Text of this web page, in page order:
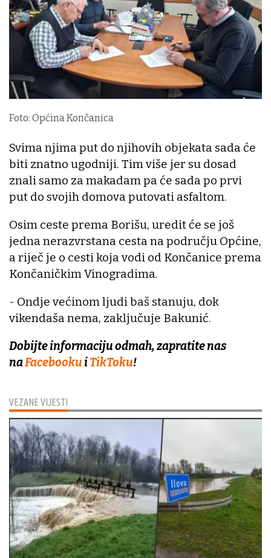
VEZANE VIJESTI
Foto: Općina Končanica
Svima njima put do njihovih objekata sada će
biti znatno ugodniji. Tim više jer su dosad
znali samo za makadam pa će sada po prvi
put do svojih domova putovati asfaltom.
Osim ceste prema Borišu, uredit će se još
jedna nerazvrstana cesta na području Općine,
a riječ je o cesti koja vodi od Končanice prema
Končaničkim Vinogradima.
- Ondje većinom ljudi baš stanuju, dok
vikendaša nema, zaključuje Bakunić.
Dobijte informaciju odmah, zapratite nas
naFacebookuiTikToku!